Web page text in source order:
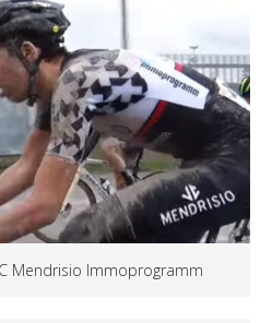
Mendrisio Immoprogramm